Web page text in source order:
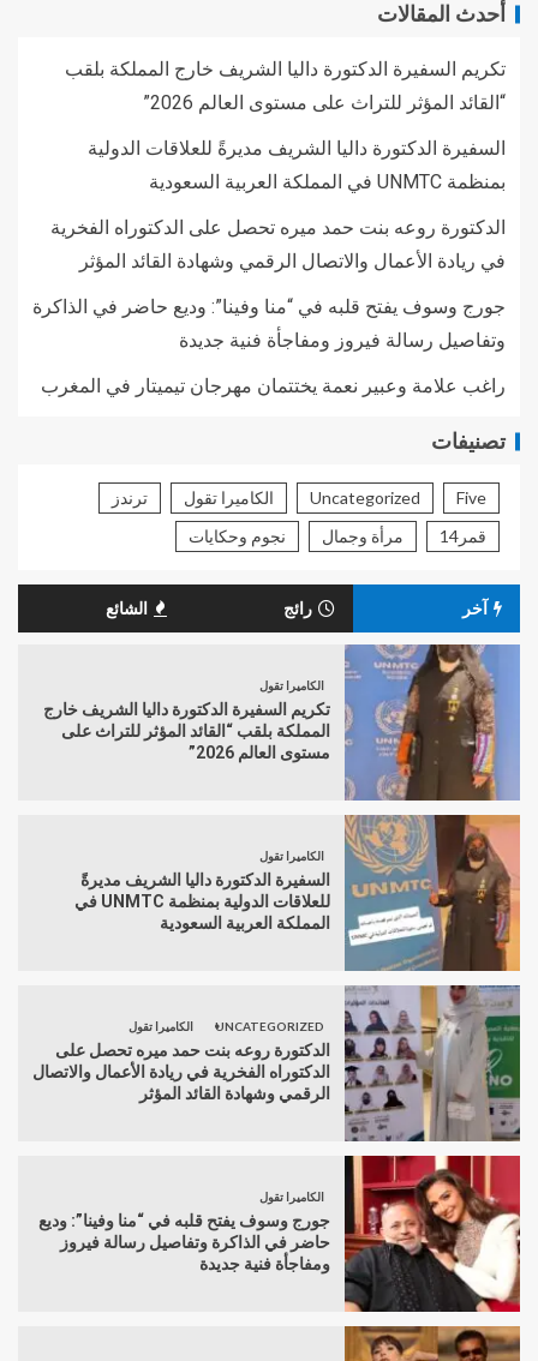
أحدث المقالات
تكريم السفيرة الدكتورة داليا الشريف خارج المملكة بلقب
“القائد المؤثر للتراث على مستوى العالم 2026”
السفيرة الدكتورة داليا الشريف مديرةً للعلاقات الدولية
بمنظمة UNMTC في المملكة العربية السعودية
الدكتورة روعه بنت حمد ميره تحصل على الدكتوراه الفخرية
في ريادة الأعمال والاتصال الرقمي وشهادة القائد المؤثر
جورج وسوف يفتح قلبه في “منا وفينا”: وديع حاضر في الذاكرة
وتفاصيل رسالة فيروز ومفاجأة فنية جديدة
راغب علامة وعبير نعمة يختتمان مهرجان تيميتار في المغرب
تصنيفات
Five
Uncategorized الكاميرا تقول
ترندز
قمر14
مرأة وجمال نجوم وحكايات
آخر رائج الشائع
الكاميرا تقول
تكريم السفيرة الدكتورة داليا الشريف خارج
المملكة بلقب “القائد المؤثر للتراث على
مستوى العالم 2026”
الكاميرا تقول
السفيرة الدكتورة داليا الشريف مديرةً
للعلاقات الدولية بمنظمة UNMTC في
المملكة العربية السعودية
UNCATEGORIZED الكاميرا تقول
الدكتورة روعه بنت حمد ميره تحصل على
الدكتوراه الفخرية في ريادة الأعمال والاتصال
الرقمي وشهادة القائد المؤثر
الكاميرا تقول
جورج وسوف يفتح قلبه في “منا وفينا”: وديع
حاضر في الذاكرة وتفاصيل رسالة فيروز
ومفاجأة فنية جديدة